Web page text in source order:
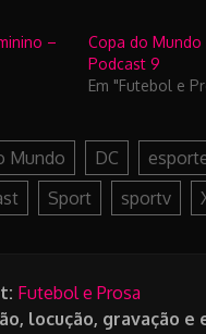
–
Copa do
Podcast 9
Em "Futebol e
Mundo DC
Sport sportv
Futebol e Prosa
locução, gravação e